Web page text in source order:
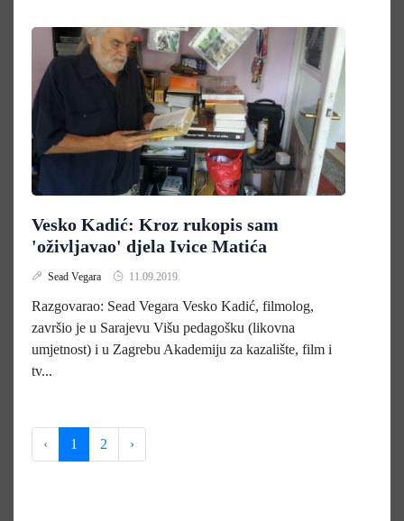
Vesko Kadić: Kroz rukopis sam
'oživljavao' djela Ivice Matića
Sead Vegara 11.09.2019.
Razgovarao: Sead Vegara Vesko Kadić, filmolog,
završio je u Sarajevu Višu pedagošku (likovna
umjetnost) i u Zagrebu Akademiju za kazalište, film i
tv...
‹ 1 2 ›